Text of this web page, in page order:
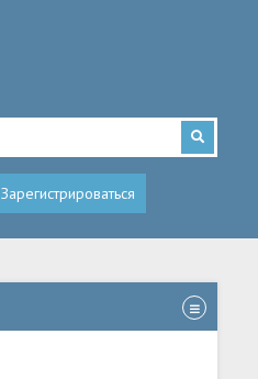
Зарегистрироваться